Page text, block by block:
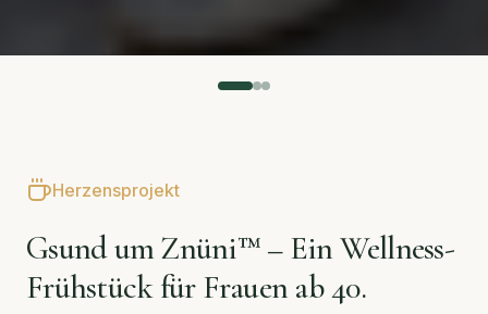
Herzensprojekt
Gsund um Znüni™ – Ein Wellness-
Frühstück für Frauen ab 40.